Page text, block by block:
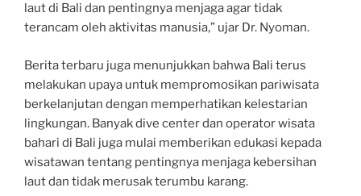
laut di Bali dan pentingnya menjaga agar tidak
terancam oleh aktivitas manusia,” ujar Dr. Nyoman.
Berita terbaru juga menunjukkan bahwa Bali terus
melakukan upaya untuk mempromosikan pariwisata
berkelanjutan dengan memperhatikan kelestarian
lingkungan. Banyak dive center dan operator wisata
bahari di Bali juga mulai memberikan edukasi kepada
wisatawan tentang pentingnya menjaga kebersihan
laut dan tidak merusak terumbu karang.